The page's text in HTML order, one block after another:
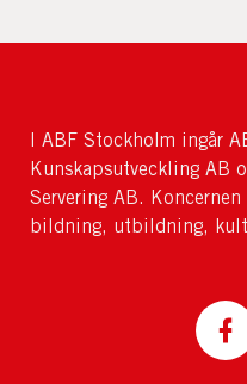
I ABF Stockholm ingår
Kunskapsutveckling AB
Servering AB.
bildning, utbildning,